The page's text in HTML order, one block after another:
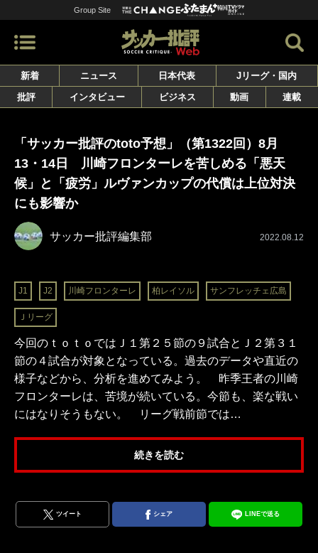
Group Site
新着 ニュース 日本代表
Jリーグ・国内
批評
インタビュー ビジネス 動画 連載
「サッカー批評のtoto予想」（第1322回）8月
13・14日 川崎フロンターレを苦しめる「悪天
候」と「疲労」ルヴァンカップの代償は上位対決
にも影響か
サッカー批評編集部 2022.08.12
J1 J2 川崎フロンターレ 柏レイソル サンフレッチェ広島
Ｊリーグ
今回のｔｏｔｏではＪ１第２５節の９試合とＪ２第３１
節の４試合が対象となっている。過去のデータや直近の
様子などから、分析を進めてみよう。 昨季王者の川崎
フロンターレは、苦境が続いている。今節も、楽な戦い
にはなりそうもない。 リーグ戦前節では…
続きを読む
ツイート シェア LINEで送る